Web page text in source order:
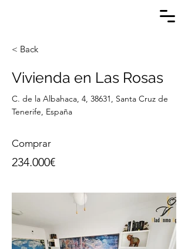
< Back
Vivienda en Las Rosas
C. de la Albahaca, 4, 38631, Santa Cruz de
Tenerife, España
Comprar
234.000€